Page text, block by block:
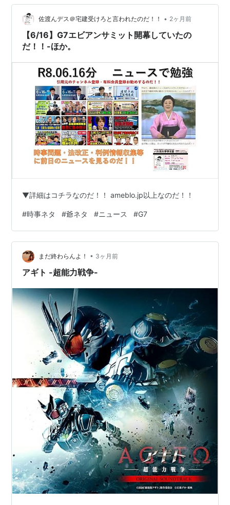
佐渡んデス＠宅建受けろと言われたのだ！！ • 2ヶ月前
【6/16】G7エビアンサミット開幕していたの
だ！！-ほか。
▼詳細はコチラなのだ！！ ameblo.jp以上なのだ！！
#時事ネタ #爺ネタ #ニュース #G7
まだ終わらんよ！ • 3ヶ月前
アギト -超能力戦争-